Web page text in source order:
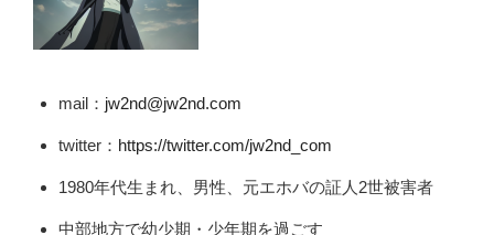
mail： jw2nd@jw2nd.com
twitter： https://twitter.com/jw2nd_com
1980年代生まれ、男性、元エホバの証人2世被害者
中部地方で幼少期・少年期を過ごす